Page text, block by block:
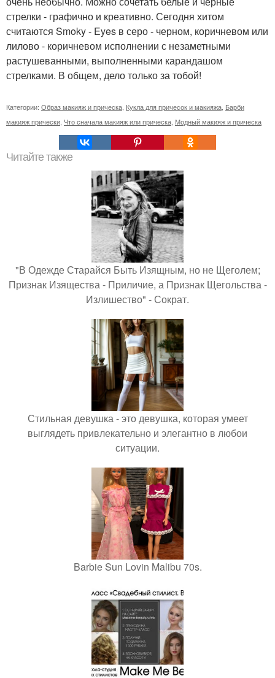
стрелки - графично и креативно. Сегодня хитом
считаются Smoky - Eyes в серо - черном, коричневом или
лилово - коричневом исполнении с незаметными
растушеванными, выполненными карандашом
стрелками. В общем, дело только за тобой!
Категории: Образ макияж и прическа Кукла для причесок и макияжа Барби
макияж прически Что сначала макияж или прическа Модный макияж и прическа
Читайте также
"В Одежде Старайся Быть Изящным, но не Щеголем;
Признак Изящества - Приличие, а Признак Щегольства -
Излишество" - Сократ.
Стильная девушка - это девушка, которая умеет
выглядеть привлекательно и элегантно в любои
ситуации.
Barbie Sun Lovin Malibu 70s.